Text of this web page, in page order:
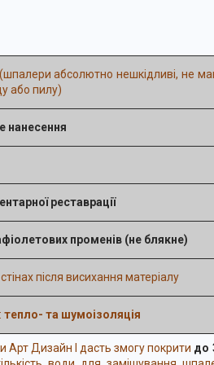
абсолютно нешкідливі, не
або пилу)
нанесення
реставрації
променів(не блякне)
після висихання матеріалу
тепло- та шумоізоляція
Арт Дизайн I дасть змогу покрити до